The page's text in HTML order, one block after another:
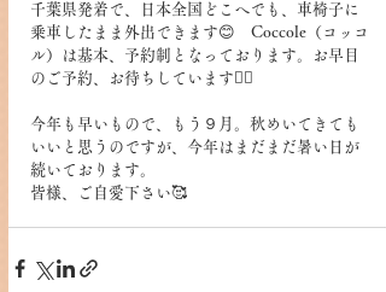
千葉県発着で、日本全国どこへでも、車椅子に
乗車したまま外出できます😊　Coccole（コッコ
ル）は基本、予約制となっております。お早目
のご予約、お待ちしています🙇‍♀️
今年も早いもので、もう９月。秋めいてきても
いいと思うのですが、今年はまだまだ暑い日が
続いております。
皆様、ご自愛下さい🥰